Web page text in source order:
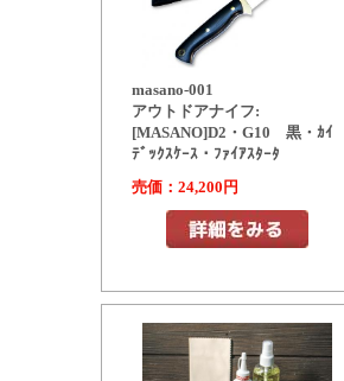
masano-001
アウトドアナイフ:
[MASANO]D2・G10 黒・ｶｲ
ﾃﾞｯｸｽｹｰｽ・ﾌｧｲｱｽﾀｰﾀ
売価：24,200円